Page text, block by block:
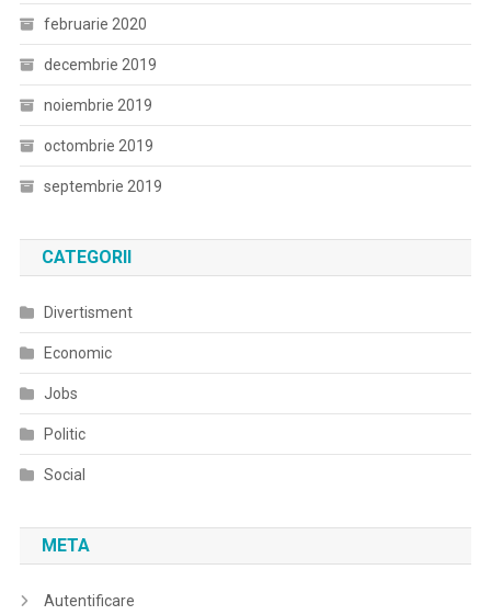
februarie 2020
decembrie 2019
noiembrie 2019
octombrie 2019
septembrie 2019
CATEGORII
Divertisment
Economic
Jobs
Politic
Social
META
Autentificare